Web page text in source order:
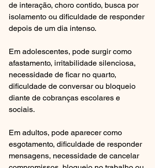
de interação, choro contido, busca por
isolamento ou dificuldade de responder
depois de um dia intenso.
Em adolescentes, pode surgir como
afastamento, irritabilidade silenciosa,
necessidade de ficar no quarto,
dificuldade de conversar ou bloqueio
diante de cobranças escolares e
sociais.
Em adultos, pode aparecer como
esgotamento, dificuldade de responder
mensagens, necessidade de cancelar